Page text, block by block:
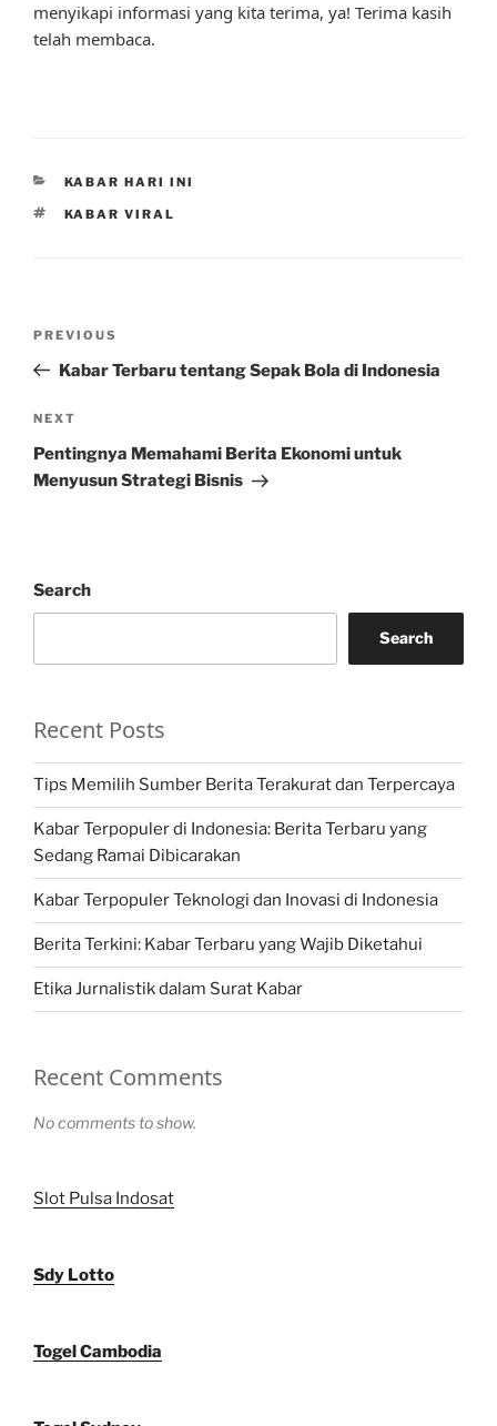
menyikapi informasi yang kita terima, ya! Terima kasih
telah membaca.
CATEGORIES
KABAR HARI INI
TAGS
KABAR VIRAL
Previous
Post
PREVIOUS
Kabar Terbaru tentang Sepak Bola di Indonesia
Next
Post
NEXT
Pentingnya Memahami Berita Ekonomi untuk
Menyusun Strategi Bisnis
Search
Search
Recent Posts
Tips Memilih Sumber Berita Terakurat dan Terpercaya
Kabar Terpopuler di Indonesia: Berita Terbaru yang
Sedang Ramai Dibicarakan
Kabar Terpopuler Teknologi dan Inovasi di Indonesia
Berita Terkini: Kabar Terbaru yang Wajib Diketahui
Etika Jurnalistik dalam Surat Kabar
Recent Comments
No comments to show.
Slot Pulsa Indosat
Sdy Lotto
Togel Cambodia